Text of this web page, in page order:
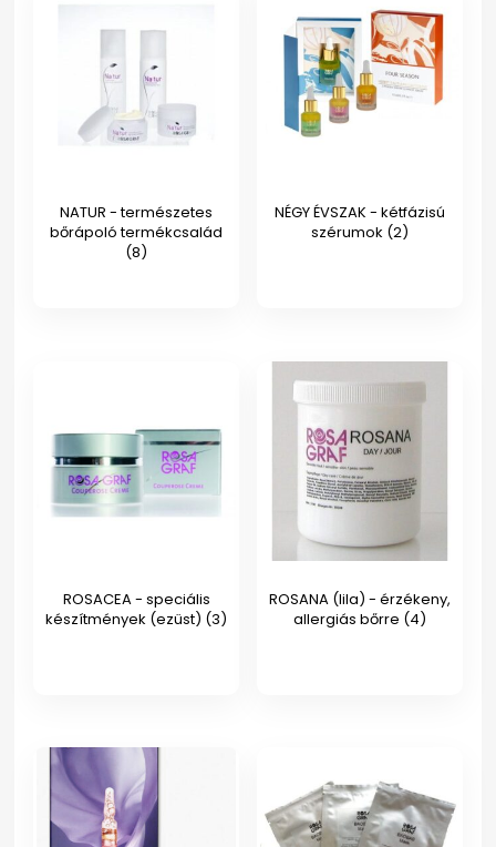
NATUR - természetes
bőrápoló termékcsalád
(8)
NÉGY ÉVSZAK - kétfázisú
szérumok (2)
ROSACEA - speciális
készítmények (ezüst) (3)
ROSANA (lila) - érzékeny,
allergiás bőrre (4)